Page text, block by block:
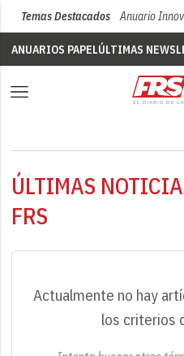
Temas Destacados Anuario
ANUARIOS PAPELÚLTIMAS
ÚLTIMAS
FRS
Actualmente no hay
los criterios